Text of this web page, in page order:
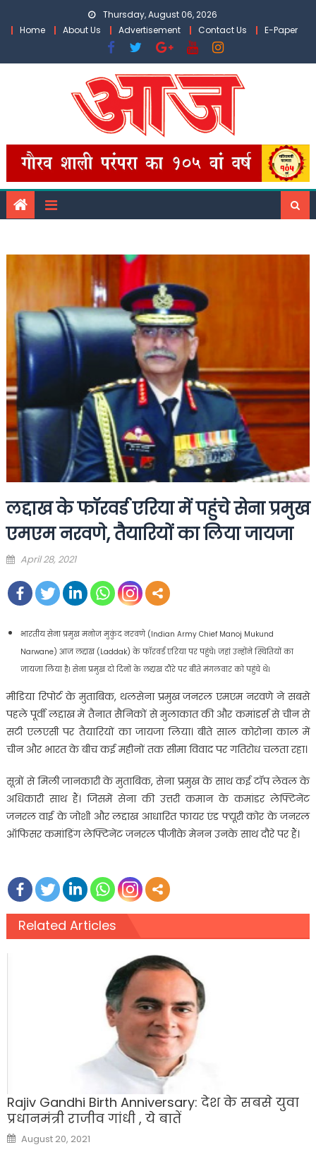
Thursday, August 06, 2026
Home
About Us Advertisement Contact Us E-Paper
लद्दाख के फॉरवर्ड एरिया में पहुंचे सेना प्रमुख
एमएम नरवणे, तैयारियों का लिया जायजा
Posted
April 28, 2021
भारतीय सेना प्रमुख मनोज मुकुंद नरवणे (Indian Army Chief Manoj Mukund
Narwane) आज लद्दाख (Laddak) के फॉरवर्ड एरिया पर पहुंचे। जहां उन्होंने स्थितियों का
जायजा लिया है। सेना प्रमुख दो दिनों के लद्दाख दौरे पर बीते मंगलवार को पहुंचे थे।
मीडिया रिपोर्ट के मुताबिक, थलसेना प्रमुख जनरल एमएम नरवणे ने सबसे
पहले पूर्वी लद्दाख में तैनात सैनिकों से मुलाकात की और कमांडर्स से चीन से
सटी एलएसी पर तैयारियों का जायजा लिया। बीते साल कोरोना काल में
चीन और भारत के बीच कई महीनों तक सीमा विवाद पर गतिरोध चलता रहा।
सूत्रों से मिली जानकारी के मुताबिक, सेना प्रमुख के साथ कई टॉप लेवल के
अधिकारी साथ हैं। जिसमें सेना की उत्तरी कमान के कमांडर लेफ्टिनेंट
जनरल वाई के जोशी और लद्दाख आधारित फायर एंड फ्यूरी कोर के जनरल
ऑफिसर कमांडिंग लेफ्टिनेंट जनरल पीजीके मेनन उनके साथ दौरे पर हैं।
Related Articles
Rajiv Gandhi Birth Anniversary: देश के सबसे युवा
प्रधानमंत्री राजीव गांधी , ये बातें
Posted
on
August 20, 2021